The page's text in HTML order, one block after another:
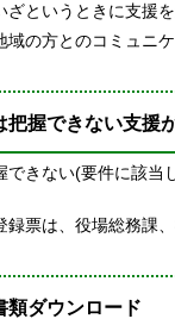
というときに支援
の方とのコミュニ
把握できない支援
きない(要件に該当
票は、役場総務課
類ダウンロード